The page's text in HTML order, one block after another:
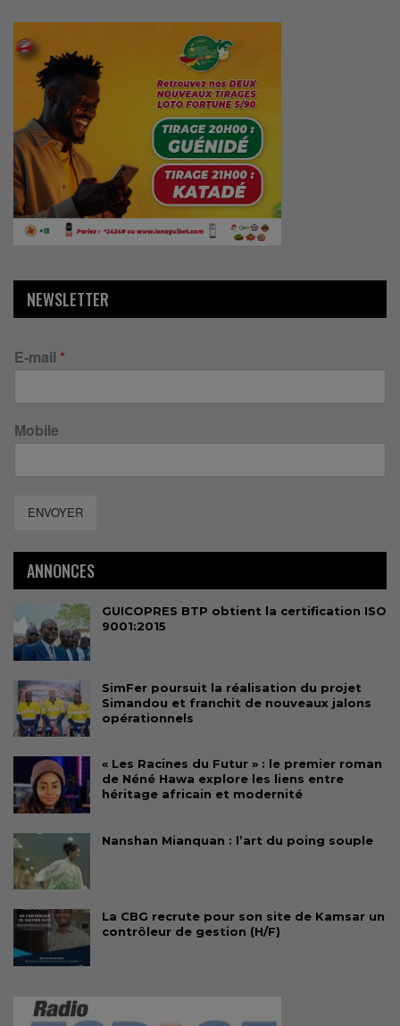
NEWSLETTER
E-mail *
Mobile
ENVOYER
ANNONCES
GUICOPRES BTP obtient la certification ISO
9001:2015
SimFer poursuit la réalisation du projet
Simandou et franchit de nouveaux jalons
opérationnels
« Les Racines du Futur » : le premier roman
de Néné Hawa explore les liens entre
héritage africain et modernité
Nanshan Mianquan : l’art du poing souple
La CBG recrute pour son site de Kamsar un
contrôleur de gestion (H/F)